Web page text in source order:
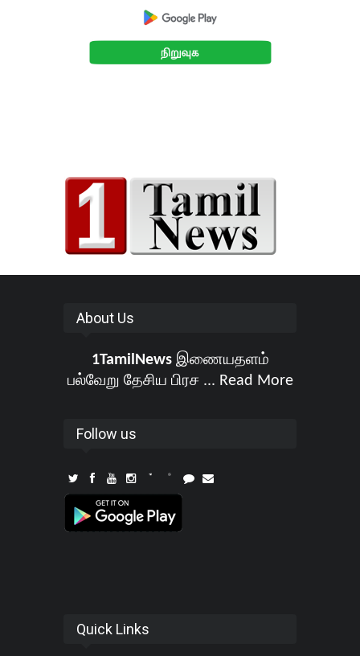
About Us
1TamilNewsஇணையதளம்
பல்வேறு தேசிய பிரச ... Read More
Follow us
Quick Links